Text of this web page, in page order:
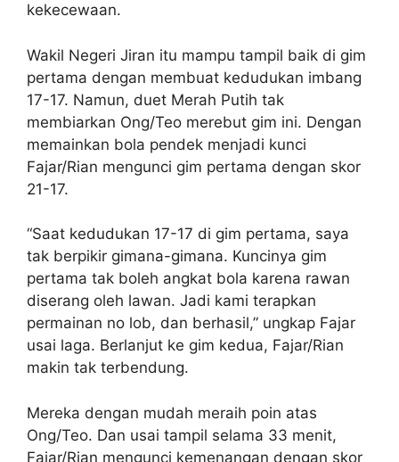
kekecewaan.
Wakil Negeri Jiran itu mampu tampil baik di gim
pertama dengan membuat kedudukan imbang
17-17. Namun, duet Merah Putih tak
membiarkan Ong/Teo merebut gim ini. Dengan
memainkan bola pendek menjadi kunci
Fajar/Rian mengunci gim pertama dengan skor
21-17.
“Saat kedudukan 17-17 di gim pertama, saya
tak berpikir gimana-gimana. Kuncinya gim
pertama tak boleh angkat bola karena rawan
diserang oleh lawan. Jadi kami terapkan
permainan no lob, dan berhasil,” ungkap Fajar
usai laga. Berlanjut ke gim kedua, Fajar/Rian
makin tak terbendung.
Mereka dengan mudah meraih poin atas
Ong/Teo. Dan usai tampil selama 33 menit,
Fajar/Rian mengunci kemenangan dengan skor